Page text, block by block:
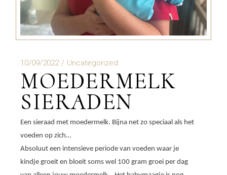
10/09/2022 Uncategorized
MOEDERMELK
SIERADEN
Een sieraad met moedermelk. Bijna net zo speciaal als het
voeden op zich…
Absoluut een intensieve periode van voeden waar je
kindje groeit en bloeit soms wel 100 gram groei per dag